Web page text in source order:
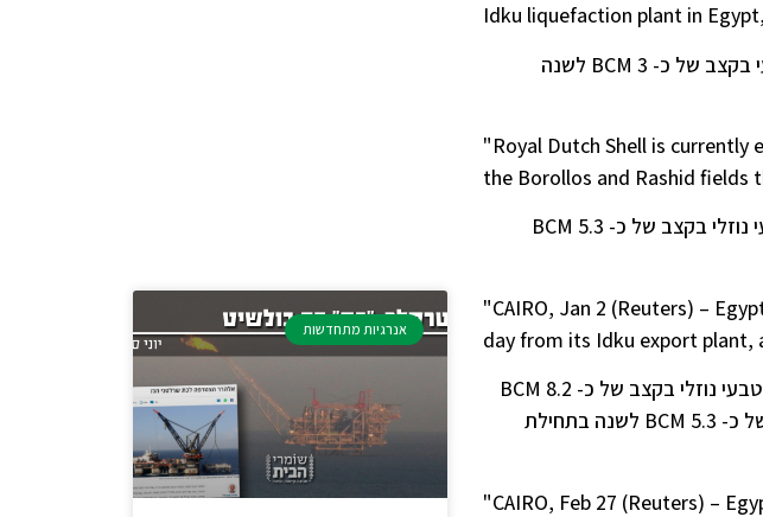
Idku liquefaction plant in
גז טבעי בקצב של כ- 3 BCM לשנה
"Royal Dutch Shell is
the Borollos and Rashid fields
, כי מצרים מייצאת באותו הזמן, גז טבעי נוזלי בקצב של כ- 5.3 BCM
"CAIRO, Jan 2 (Reuters) –
day from its Idku export plant,
, כי מצרים מייצאת באותו הזמן, גז טבעי נוזלי בקצב של כ- 8.2 BCM
לשנה ממפעל ההנזלה באידקו. עוד נכתב בידיעה כי מצרים ייצאה גז טבעי נוזלי בקצב של כ- 5.3 BCM לשנה בתחילת
"CAIRO, Feb 27 (Reuters) –
אנרגיות מתחדשות